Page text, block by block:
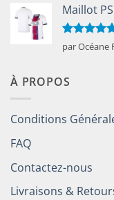
Maillot
Note5sur
5
par Océane
À PROPOS
Conditions
FAQ
Contactez-nous
Livraisons &